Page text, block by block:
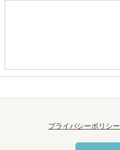
プライバシーポリシー